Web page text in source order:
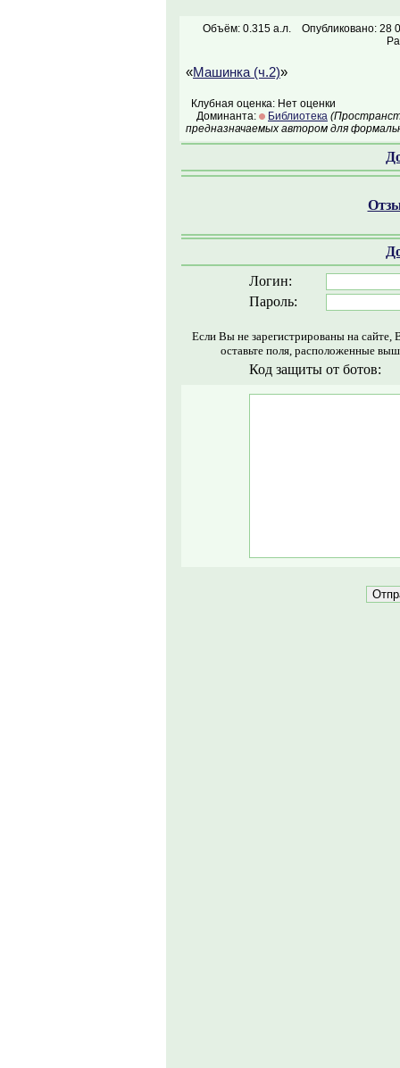
Объём: 0.315 а.л.
Опубликовано: 28
«Машинка (ч.2)»
Клубная оценка: Нет оценки
Доминанта:
Библиотека
предназначаемых автором для
Логин:
Пароль:
Если Вы не зарегистрированы на
оставьте поля, расположенные
Код защиты от ботов: